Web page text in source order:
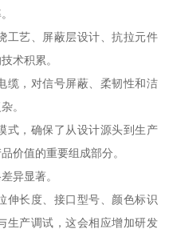
工艺、屏蔽层设计、抗拉元件
术积累。
缆，对信号屏蔽、柔韧性和洁
。
式，确保了从设计源头到生产
价值的重要组成部分。
异显著。
伸长度、接口型号、颜色标识
生产调试，这会相应增加研发